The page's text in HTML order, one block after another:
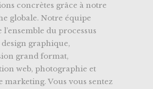
concrètes grâce à notre
globale. Notre équipe
l’ensemble du processus
graphique,
grand format,
web, photographie et
marketing. Vous vous sentez